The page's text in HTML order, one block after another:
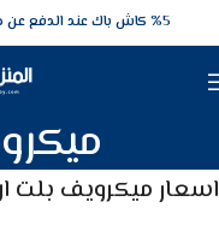
5‎% كاش باك عند الدفع عن طريق الفيزا البنكيه
اسعار ميكرويف بلت ان